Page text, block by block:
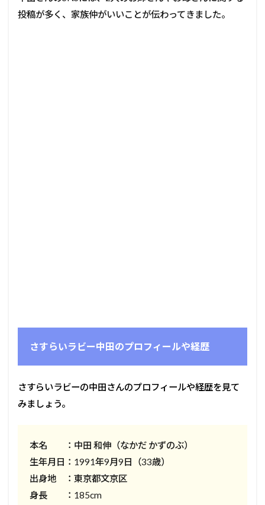
投稿が多く、家族仲がいいことが伝わってきました。
さすらいラビー中田のプロフィールや経歴
さすらいラビーの中田さんのプロフィールや経歴を見て
みましょう。
本名 ：中田 和伸（なかだ かずのぶ）
生年月日：1991年9月9日（33歳）
出身地 ：東京都文京区
身長 ：185cm